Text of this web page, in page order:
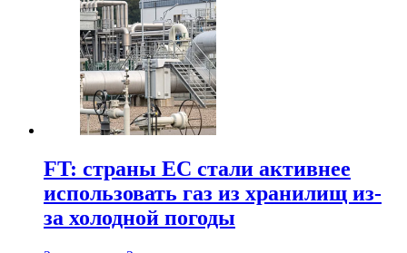
FT: страны ЕС стали активнее
использовать газ из хранилищ из-
за холодной погоды